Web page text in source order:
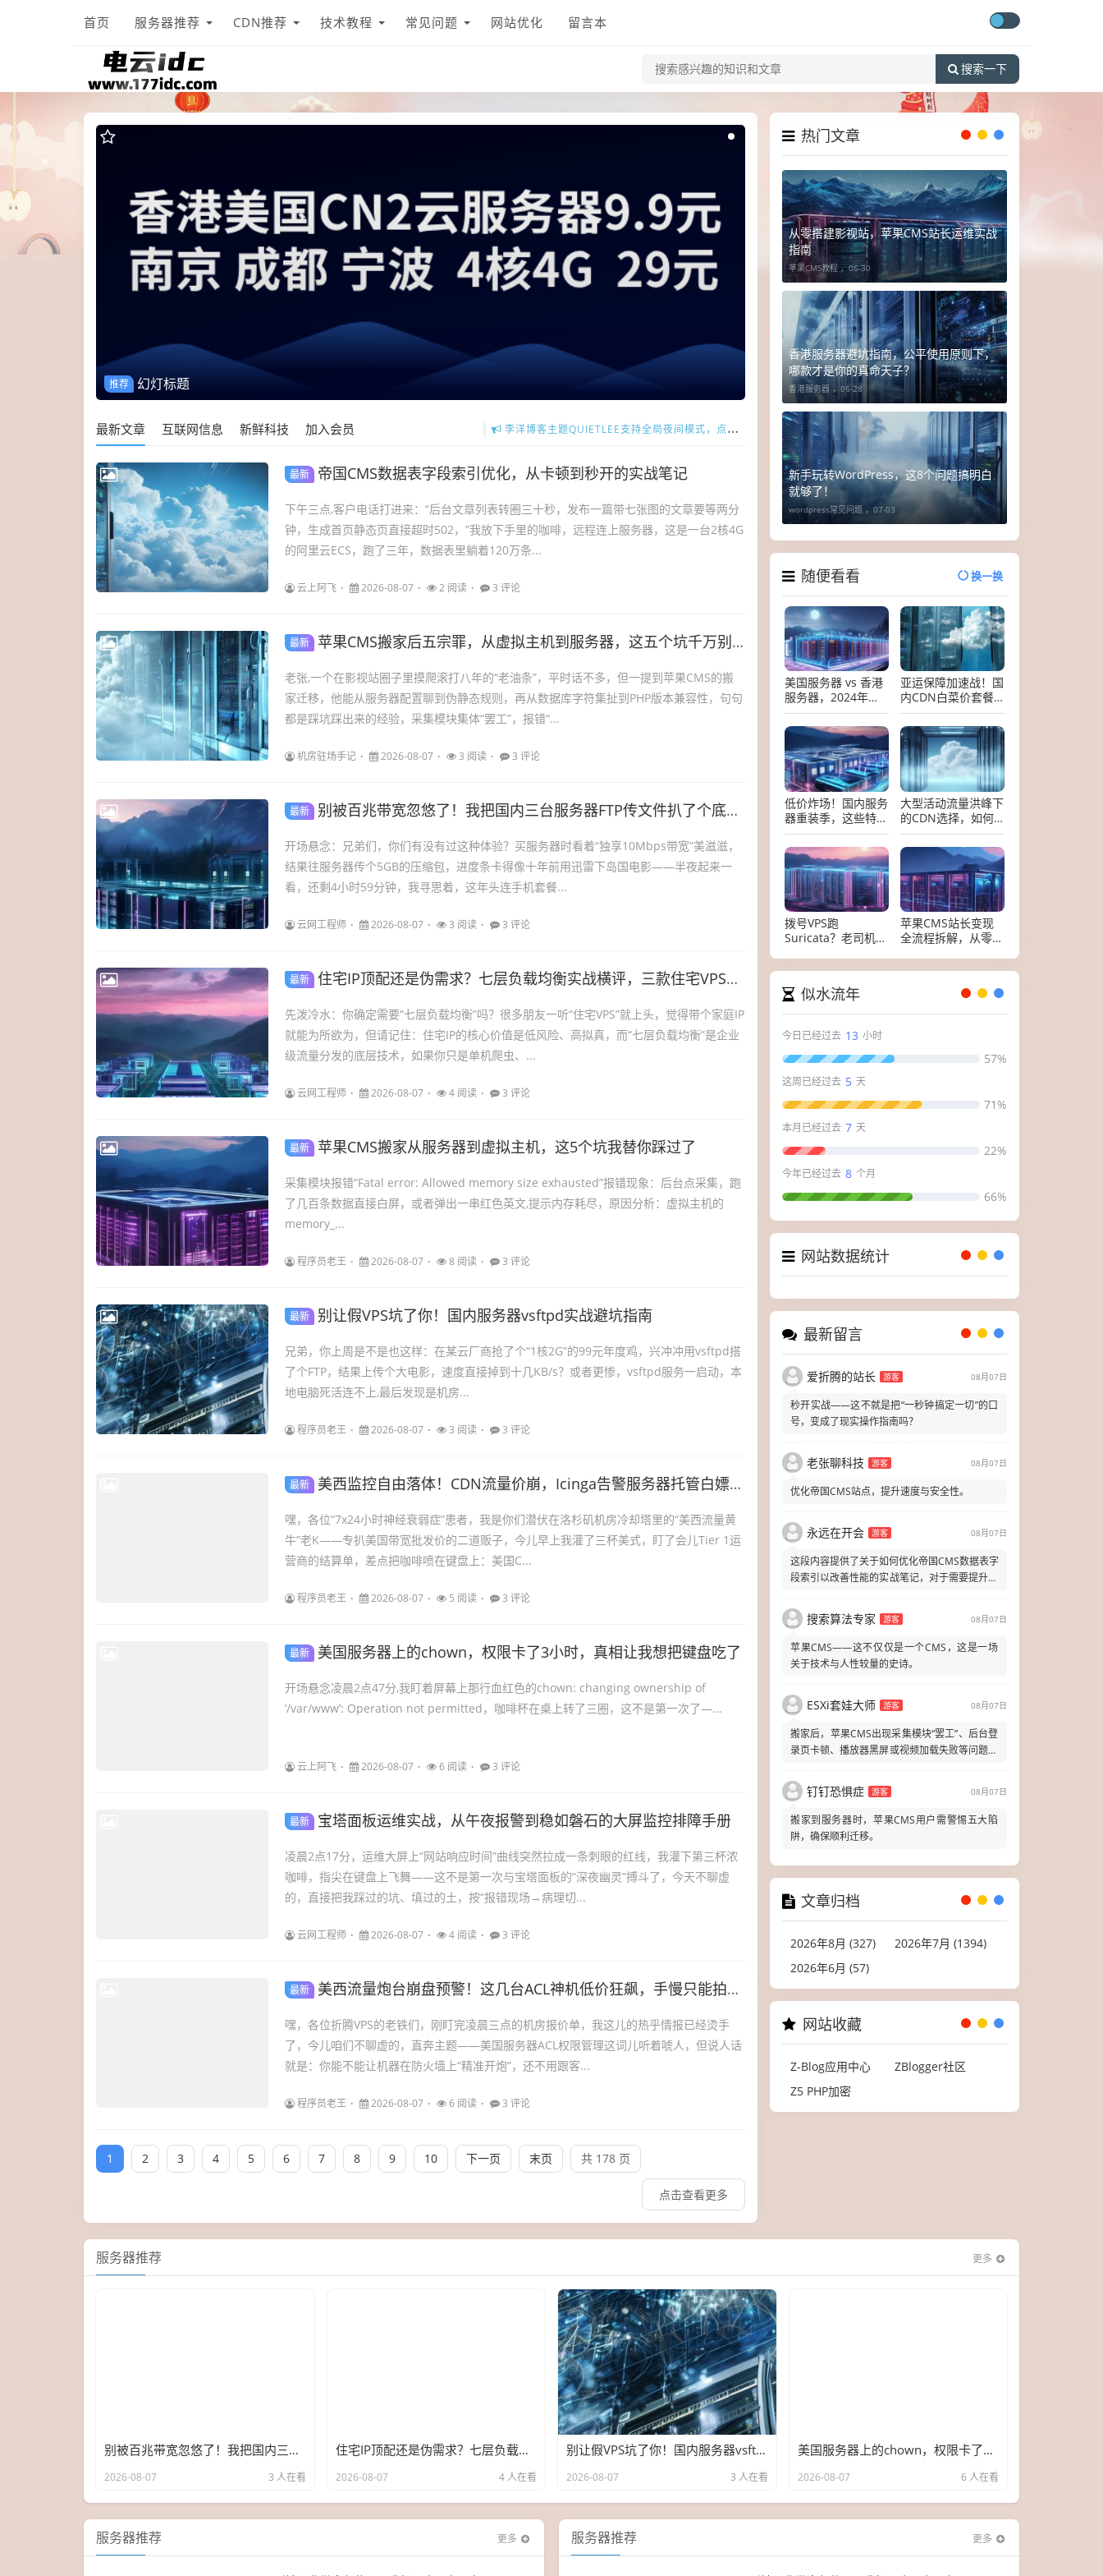
首页 服务器推荐 CDN推荐 技术教程 常见问题 网站优化 留言本
搜索一下
推荐 幻灯标题
最新文章 互联网信息 新鲜科技 加入会员
李洋博客主题QUIETLEE支持全局夜间模式，点击查看更多主题详情介绍。
ZBP最新拟物博客主题，支持移动端自适应，强大的SEO功能，更多详情请点击
最新 帝国CMS数据表字段索引优化，从卡顿到秒开的实战笔记
下午三点,客户电话打进来：“后台文章列表转圈三十秒，发布一篇带七张图的文章要等两分
钟，生成首页静态页直接超时502，”我放下手里的咖啡，远程连上服务器，这是一台2核4G
的阿里云ECS，跑了三年，数据表里躺着120万条...
云上阿飞 2026-08-07 2 阅读 3 评论
最新 苹果CMS搬家后五宗罪，从虚拟主机到服务器，这五个坑千万别踩
老张,一个在影视站圈子里摸爬滚打八年的“老油条”，平时话不多，但一提到苹果CMS的搬
家迁移，他能从服务器配置聊到伪静态规则，再从数据库字符集扯到PHP版本兼容性，句句
都是踩坑踩出来的经验，采集模块集体“罢工”，报错“...
机房驻场手记 2026-08-07 3 阅读 3 评论
最新 别被百兆带宽忽悠了！我把国内三台服务器FTP传文件扒了个底朝天，结果真敢说
开场悬念：兄弟们，你们有没有过这种体验？买服务器时看着“独享10Mbps带宽”美滋滋，
结果往服务器传个5GB的压缩包，进度条卡得像十年前用迅雷下岛国电影——半夜起来一
看，还剩4小时59分钟，我寻思着，这年头连手机套餐...
云网工程师 2026-08-07 3 阅读 3 评论
最新 住宅IP顶配还是伪需求？七层负载均衡实战横评，三款住宅VPS深度拆解
先泼冷水：你确定需要“七层负载均衡”吗？很多朋友一听“住宅VPS”就上头，觉得带个家庭IP
就能为所欲为，但请记住：住宅IP的核心价值是低风险、高拟真，而“七层负载均衡”是企业
级流量分发的底层技术，如果你只是单机爬虫、...
云网工程师 2026-08-07 4 阅读 3 评论
最新 苹果CMS搬家从服务器到虚拟主机，这5个坑我替你踩过了
采集模块报错“Fatal error: Allowed memory size exhausted”报错现象：后台点采集，跑
了几百条数据直接白屏，或者弹出一串红色英文,提示内存耗尽，原因分析：虚拟主机的
memory_...
程序员老王 2026-08-07 8 阅读 3 评论
最新 别让假VPS坑了你！国内服务器vsftpd实战避坑指南
兄弟，你上周是不是也这样：在某云厂商抢了个“1核2G”的99元年度鸡，兴冲冲用vsftpd搭
了个FTP，结果上传个大电影，速度直接掉到十几KB/s？或者更惨，vsftpd服务一启动，本
地电脑死活连不上,最后发现是机房...
程序员老王 2026-08-07 3 阅读 3 评论
最新 美西监控自由落体！CDN流量价崩，Icinga告警服务器托管白嫖攻略
嘿，各位“7x24小时神经衰弱症”患者，我是你们潜伏在洛杉矶机房冷却塔里的“美西流量黄
牛”老K——专扒美国带宽批发价的二道贩子，今儿早上我灌了三杯美式，盯了会儿Tier 1运
营商的结算单，差点把咖啡喷在键盘上：美国C...
程序员老王 2026-08-07 5 阅读 3 评论
最新 美国服务器上的chown，权限卡了3小时，真相让我想把键盘吃了
开场悬念凌晨2点47分,我盯着屏幕上那行血红色的chown: changing ownership of
‘/var/www’: Operation not permitted，咖啡杯在桌上转了三圈，这不是第一次了—...
云上阿飞 2026-08-07 6 阅读 3 评论
最新 宝塔面板运维实战，从午夜报警到稳如磐石的大屏监控排障手册
凌晨2点17分，运维大屏上“网站响应时间”曲线突然拉成一条刺眼的红线，我灌下第三杯浓
咖啡，指尖在键盘上飞舞——这不是第一次与宝塔面板的“深夜幽灵”搏斗了，今天不聊虚
的，直接把我踩过的坑、填过的土，按“报错现场→病理切...
云网工程师 2026-08-07 4 阅读 3 评论
最新 美西流量炮台崩盘预警！这几台ACL神机低价狂飙，手慢只能拍大腿
嘿，各位折腾VPS的老铁们，刚盯完凌晨三点的机房报价单，我这儿的热乎情报已经烫手
了，今儿咱们不聊虚的，直奔主题——美国服务器ACL权限管理这词儿听着唬人，但说人话
就是：你能不能让机器在防火墙上“精准开炮”，还不用跟客...
程序员老王 2026-08-07 6 阅读 3 评论
1 2 3 4 5 6 7 8 9 10 下一页 末页 共 178 页
点击查看更多
热门文章
从零搭建影视站，苹果CMS站长运维实战
指南
苹果CMS教程 ，06-30
香港服务器避坑指南，公平使用原则下，
哪款才是你的真命天子？
香港服务器 ， 06-28
新手玩转WordPress，这8个问题搞明白
就够了！
wordpress常见问题 ， 07-03
随便看看 换一换
美国服务器 vs 香港
服务器，2024年终
极对决指南
亚运保障加速战！国
内CDN白菜价套餐
大揭秘，错过等一年
低价炸场！国内服务
器重装季，这些特价
套餐让你省出一台
NAS
大型活动流量洪峰下
的CDN选择，如何
用最少的钱扛住千万
级并发
拨号VPS跑
Suricata？老司机手
器，避坑省钱！
苹果CMS站长变现
全流程拆解，从零搭
的实战指南
似水流年
今日已经过去 13 小时
57%
这周已经过去 5 天
71%
本月已经过去 7 天
22%
今年已经过去 8 个月
66%
网站数据统计
最新留言
爱折腾的站长 游客 08月07日
秒开实战——这不就是把“一秒钟搞定一切”的口
号，变成了现实操作指南吗？
老张聊科技 游客 08月07日
优化帝国CMS站点，提升速度与安全性。
永远在开会 游客 08月07日
这段内容提供了关于如何优化帝国CMS数据表字
段索引以改善性能的实战笔记，对于需要提升网
搜索算法专家 游客 08月07日
苹果CMS——这不仅仅是一个CMS，这是一场
关于技术与人性较量的史诗。
ESXi套娃大师 游客 08月07日
搬家后，苹果CMS出现采集模块“罢工”、后台登
录页卡顿、播放器黑屏或视频加载失败等问题，
钉钉恐惧症 游客 08月07日
搬家到服务器时，苹果CMS用户需警惕五大陷
阱，确保顺利迁移。
文章归档
2026年8月 (327)
2026年7月 (1394)
2026年6月 (57)
网站收藏
Z-Blog应用中心
ZBlogger社区
Z5 PHP加密
服务器推荐 更多
别被百兆带宽忽悠了！我把国内三台服务器FTP传文件扒了个底朝天，结果真敢说
2026-08-07 3 人在看
住宅IP顶配还是伪需求？七层负载均衡实战横评，三款住宅VPS深度拆解
2026-08-07 4 人在看
别让假VPS坑了你！国内服务器vsftpd实战避坑指南
2026-08-07 3 人在看
美国服务器上的chown，权限卡了3小时，真相让我想把键盘吃了
2026-08-07 6 人在看
服务器推荐 更多 服务器推荐 更多